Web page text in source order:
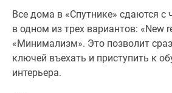
Москвы
Подмосковья
комнатные
Все дома в «Спутнике» сдаются с
в одном из трех вариантов: «New
«Минимализм». Это позволит
ключей въехать и приступить к
интерьера.